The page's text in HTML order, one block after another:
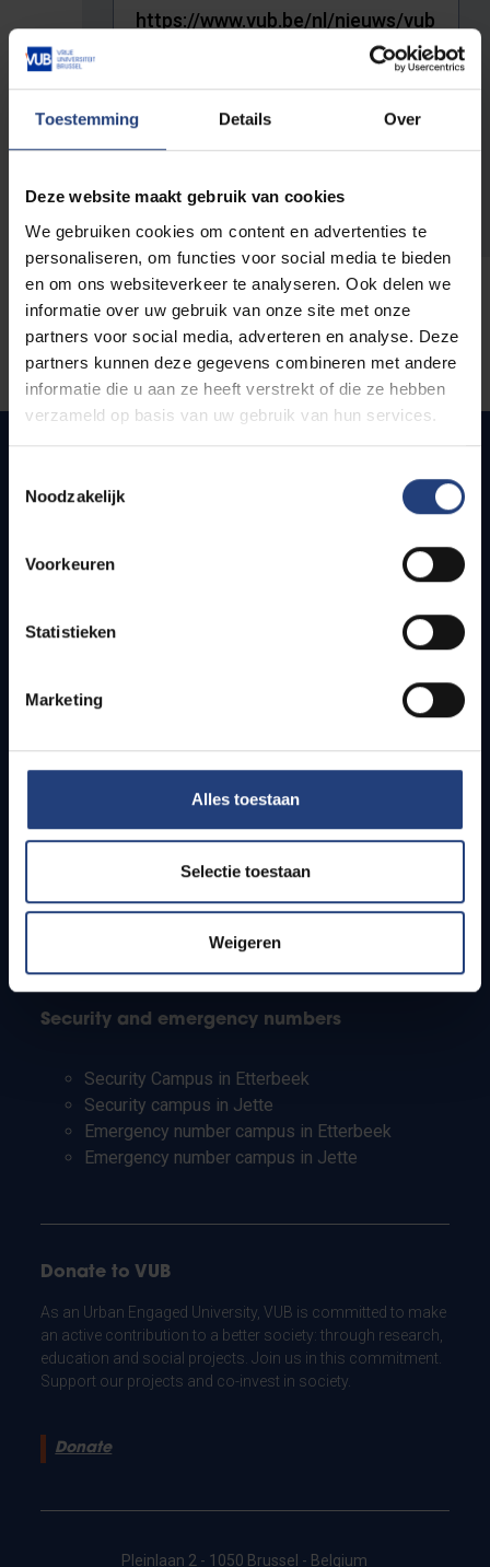
Toestemming Details Over
Deze website maakt gebruik van cookies
We gebruiken cookies om content en advertenties te
personaliseren, om functies voor social media te bieden
en om ons websiteverkeer te analyseren. Ook delen we
informatie over uw gebruik van onze site met onze
partners voor social media, adverteren en analyse. Deze
partners kunnen deze gegevens combineren met andere
informatie die u aan ze heeft verstrekt of die ze hebben
verzameld op basis van uw gebruik van hun services.
Noodzakelijk
Voorkeuren
Statistieken
Marketing
Alles toestaan
Selectie toestaan
Weigeren
The full URL of the page where you encountered the error.
Quick links
How to get to the VUB campuses
Students
PhD students
Teachers and secondary schools
Working students
Security and emergency numbers
Security Campus in Etterbeek
Security campus in Jette
Emergency number campus in Etterbeek
Emergency number campus in Jette
Donate to VUB
As an Urban Engaged University, VUB is committed to make
an active contribution to a better society: through research,
education and social projects. Join us in this commitment.
Support our projects and co-invest in society.
Donate
Pleinlaan 2 - 1050 Brussel - Belgium